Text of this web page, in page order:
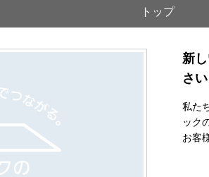
トップ
新
さい
私た
ック
お客